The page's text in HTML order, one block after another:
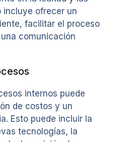
incluye ofrecer un
facilitar el proceso
comunicación
internos puede
de costos y un
Esto puede incluir la
tecnologías, la